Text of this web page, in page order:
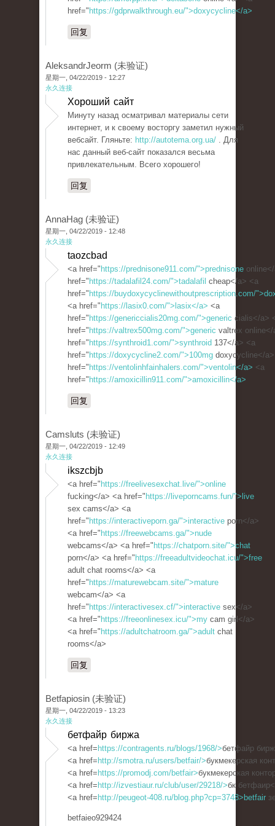
href=" https://gdprwalkthrough.eu/">doxycycline</a>
回复
AleksandrJeorm (未验证)
星期一, 04/22/2019 - 12:27
永久连接
Хороший сайт
Минуту назад осматривал материалы сети
интернет, и к своему восторгу заметил нужный
вебсайт. Гляньте: http://autotema.org.ua/ . Для
нас данный веб-сайт показался весьма
привлекательным. Всего хорошего!
回复
AnnaHag (未验证)
星期一, 04/22/2019 - 12:48
永久连接
taozcbad
<a href=" https://prednisone911.com/">prednisone
href=" https://tadalafil24.com/">tadalafil cheap</a> <a
href=" https://buydoxycyclinewithoutprescription.com/
<a href=" https://lasix0.com/">lasix</a> <a
href=" https://genericcialis20mg.com/">generic cialis</a>
href=" https://valtrex500mg.com/">generic valtrex
href=" https://synthroid1.com/">synthroid 137</a> <a
href=" https://doxycycline2.com/">100mg doxycycline</
href=" https://ventolinhfainhalers.com/">ventolin</a> <a
href=" https://amoxicillin911.com/">amoxicillin</a>
回复
Camsluts (未验证)
星期一, 04/22/2019 - 12:49
永久连接
ikszcbjb
<a href=" https://freelivesexchat.live/">online
fucking</a> <a href=" https://liveporncams.fun/">live
sex cams</a> <a
href=" https://interactiveporn.ga/">interactive porn</a>
<a href=" https://freewebcams.ga/">nude
webcams</a> <a href=" https://chatporn.site/">chat
porn</a> <a href=" https://freeadultvideochat.icu/">free
adult chat rooms</a> <a
href=" https://maturewebcam.site/">mature
webcam</a> <a
href=" https://interactivesex.cf/">interactive sex</a>
<a href=" https://freeonlinesex.icu/">my cam girl</a>
<a href=" https://adultchatroom.ga/">adult chat
rooms</a>
回复
Betfapiosin (未验证)
星期一, 04/22/2019 - 13:23
永久连接
бетфайр биржа
<a href= https://contragents.ru/blogs/1968/>бетфайр
<a href= http://smotra.ru/users/betfair/>букмекерская
<a href= https://promodj.com/betfair>букмекерская
<a href= http://izvestiaur.ru/club/user/29218/>бк
<a href= http://peugeot-408.ru/blog.php?cp=3748>betfair
betfaieo929424